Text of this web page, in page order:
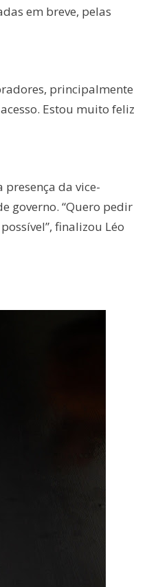
em breve, pelas
principalmente
Estou muito feliz
da vice-
governo. “Quero pedir
finalizou Léo